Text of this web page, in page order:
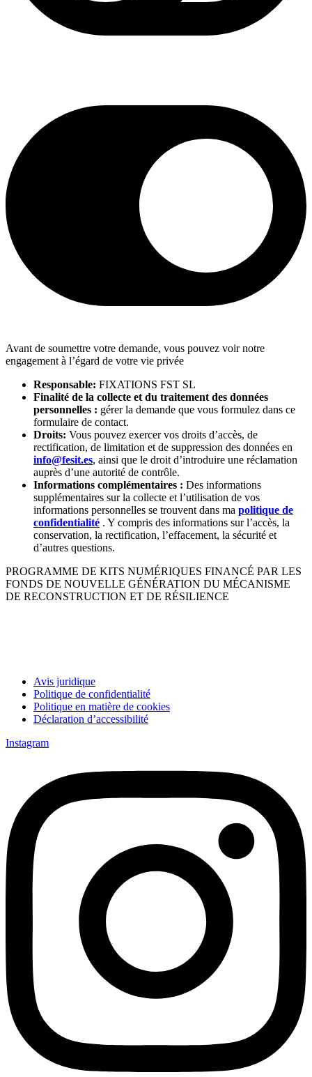
Avant de soumettre votre demande, vous pouvez voir notre
engagement à l’égard de votre vie privée
Responsable: FIXATIONS FST SL
Finalité de la collecte et du traitement des données
personnelles : gérer la demande que vous formulez dans ce
formulaire de contact.
Droits: Vous pouvez exercer vos droits d’accès, de
rectification, de limitation et de suppression des données en
info@fesit.es, ainsi que le droit d’introduire une réclamation
auprès d’une autorité de contrôle.
Informations complémentaires : Des informations
supplémentaires sur la collecte et l’utilisation de vos
informations personnelles se trouvent dans ma politique de
confidentialité . Y compris des informations sur l’accès, la
conservation, la rectification, l’effacement, la sécurité et
d’autres questions.
PROGRAMME DE KITS NUMÉRIQUES FINANCÉ PAR LES
FONDS DE NOUVELLE GÉNÉRATION DU MÉCANISME
DE RECONSTRUCTION ET DE RÉSILIENCE
Avis juridique
Politique de confidentialité
Politique en matière de cookies
Déclaration d’accessibilité
Instagram